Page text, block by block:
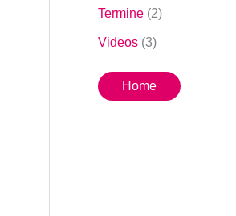
Termine (2)
Videos (3)
Home